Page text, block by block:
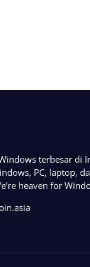
terbesar di
PC, laptop,
heaven for